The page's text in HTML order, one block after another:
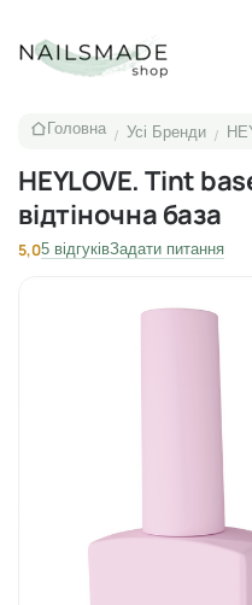
Головна / Усі Бренди /
HEYLOVE. Tint
відтіночна база
5,05 відгуківЗадати питання